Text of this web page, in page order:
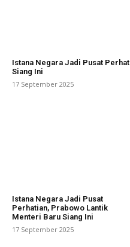
Istana Negara Jadi Pusat
Siang Ini
17 September 2025
Istana Negara Jadi Pusat
Perhatian, Prabowo Lantik
Menteri Baru Siang Ini
17 September 2025